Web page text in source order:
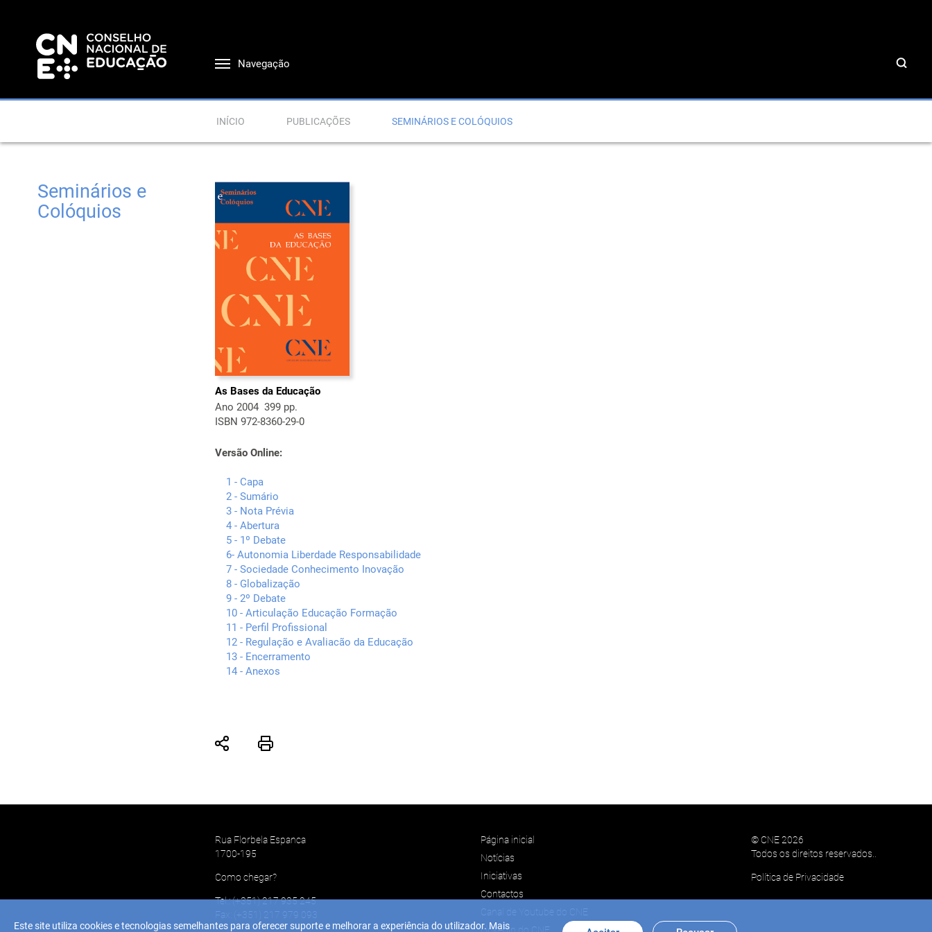
Navegação
INÍCIO PUBLICAÇÕES SEMINÁRIOS E COLÓQUIOS
Seminários e
Colóquios
As Bases da Educação
Ano 2004  399 pp.
ISBN 972-8360-29-0
Versão Online:
1 - Capa
2 - Sumário
3 - Nota Prévia
4 - Abertura
5 - 1º Debate
6- Autonomia Liberdade Responsabilidade
7 - Sociedade Conhecimento Inovação
8 - Globalização
9 - 2º Debate
10 - Articulação Educação Formação
11 - Perfil Profissional
12 - Regulação e Avaliacão da Educação
13 - Encerramento
14 - Anexos
Rua Florbela Espanca
1700-195
Como chegar?
Tel.: (+351) 217 935 245
Fax: (+351) 217 979 093
Página inicial
Notícias
Iniciativas
Contactos
Canal de Youtube do CNE
© CNE 2026
Todos os direitos reservados..
Política de Privacidade
Este site utiliza cookies e tecnologias semelhantes para oferecer suporte e melhorar a experiência do utilizador. Mais